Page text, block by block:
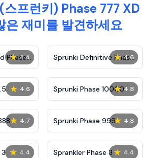
프런키) Phase 777 XD
은 재미를 발견하세요
★ 4.4
Phase
★ 4.6
Sprunki Definitive Phase
7
★ 4.6 ★ 4.8
Sprunki Phase 10000
★ 4.7 ★ 4.8
Sprunki Phase 999
★ 4.4
3 ★ 4.4
Sprankler Phase 3